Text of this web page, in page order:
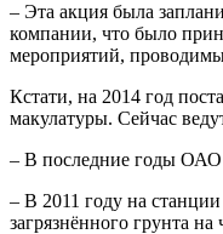
– Эта акция была
компании, что было
мероприятий,
Кстати, на 2014 год
макулатуры. Сейчас
– В последние годы ОАО
– В 2011 году на
загрязнённого грунта